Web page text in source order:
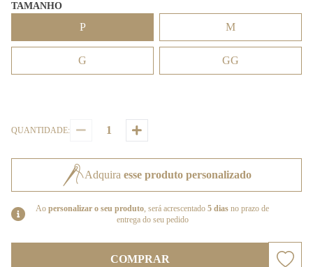
TAMANHO
P M
G GG
QUANTIDADE:
Adquira esse produto personalizado
Ao personalizar o seu produto, será acrescentado 5 dias no prazo de
entrega do seu pedido
COMPRAR